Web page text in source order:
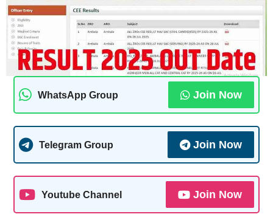
WhatsApp Group Join Now
Telegram Group Join Now
Youtube Channel Join Now